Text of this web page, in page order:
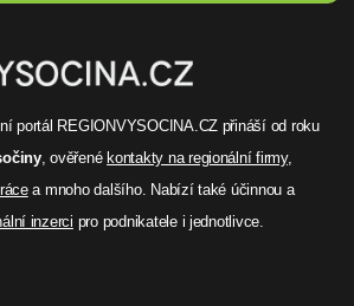
portál REGIONVYSOCINA.CZ přináší od roku
, ověřenékontakty na regionální firmy,
a mnoho dalšího. Nabízí také účinnou a
inzerci pro podnikatele i jednotlivce.